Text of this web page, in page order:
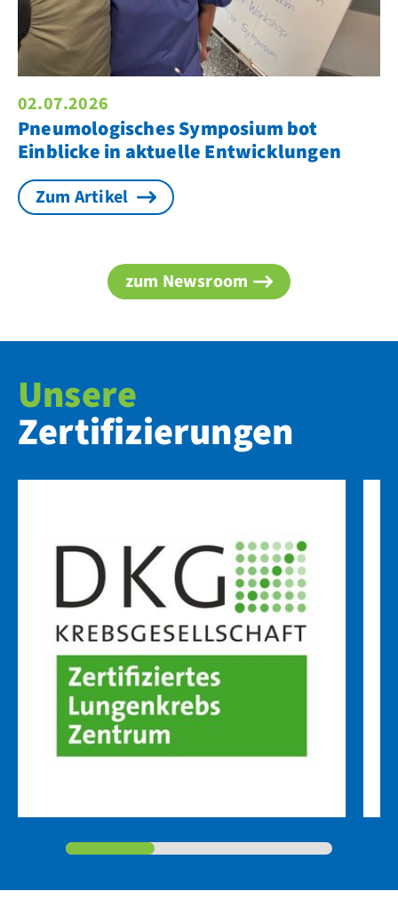
02.07.2026
Pneumologisches Symposium bot
Einblicke in aktuelle Entwicklungen
Zum Artikel
zum Newsroom
Unsere
Zertifizierungen